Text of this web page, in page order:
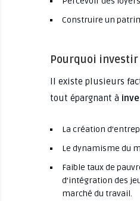
Construire un
Pourquoi investir
Il existe plusieurs
tout épargnant à
La création
Le dynamisme du
Faible taux de
d’intégration des
marché du travail.